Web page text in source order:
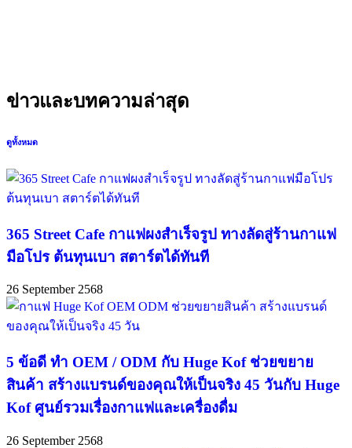
ข่าวและบทความล่าสุด
ดูทั้งหมด
365 Street Cafe กาแฟผงสำเร็จรูป ทางลัดสู่ร้านกาแฟ
มือโปร ต้นทุนเบา สตาร์ตได้ทันที
26 September 2568
5 ข้อดี ทำ OEM / ODM กับ Huge Kof ช่วยขยาย
สินค้า สร้างแบรนด์ของคุณให้เป็นจริง 45 วันกับ Huge
Kof ศูนย์รวมเรื่องกาแฟและเครื่องดื่ม
26 September 2568